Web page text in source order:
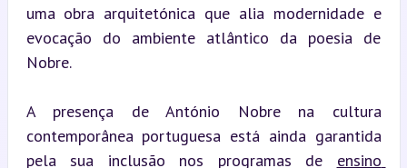
uma obra arquitetónica que alia modernidade e
evocação do ambiente atlântico da poesia de
Nobre.
A presença de António Nobre na cultura
contemporânea portuguesa está ainda garantida
pela sua inclusão nos programas de ensino